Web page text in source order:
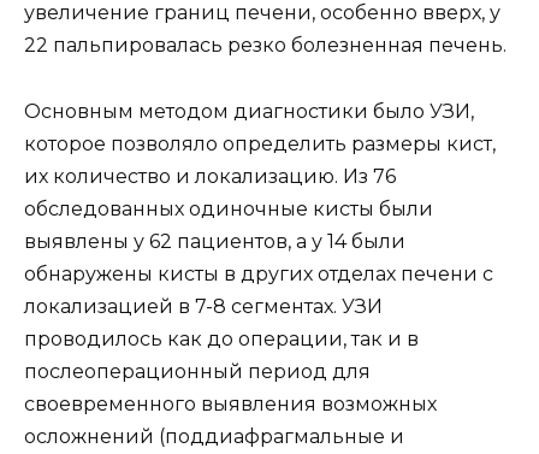
увеличение границ печени, особенно вверх, у
22 пальпировалась резко болезненная печень.
Основным методом диагностики было УЗИ,
которое позволяло определить размеры кист,
их количество и локализацию. Из 76
обследованных одиночные кисты были
выявлены у 62 пациентов, а у 14 были
обнаружены кисты в других отделах печени с
локализацией в 7-8 сегментах. УЗИ
проводилось как до операции, так и в
послеоперационный период для
своевременного выявления возможных
осложнений (поддиафрагмальные и